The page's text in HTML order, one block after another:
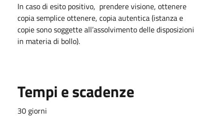
In caso di esito positivo, prendere visione, ottenere
copia semplice ottenere, copia autentica (istanza e
copie sono soggette all’assolvimento delle disposizioni
in materia di bollo).
Tempi e scadenze
30 giorni